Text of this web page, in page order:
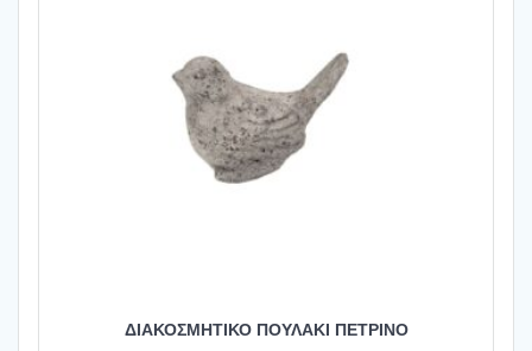
ΔΙΑΚΟΣΜΗΤΙΚΟ ΠΟΥΛΑΚΙ ΠΕΤΡΙΝΟ